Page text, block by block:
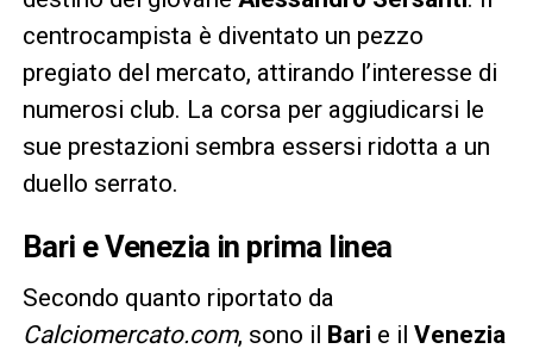
centrocampista è diventato un pezzo
pregiato del mercato, attirando l’interesse di
numerosi club. La corsa per aggiudicarsi le
sue prestazioni sembra essersi ridotta a un
duello serrato.
Bari e Venezia in prima linea
Secondo quanto riportato da
Calciomercato.com, sono il Bari e il Venezia